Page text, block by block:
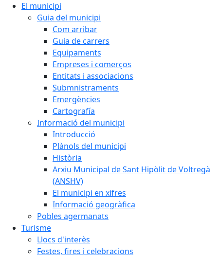
El municipi
Guia del municipi
Com arribar
Guia de carrers
Equipaments
Empreses i comerços
Entitats i associacions
Submnistraments
Emergències
Cartografía
Informació del municipi
Introducció
Plànols del municipi
Història
Arxiu Municipal de Sant Hipòlit de Voltregà
(ANSHV)
El municipi en xifres
Informació geogràfica
Pobles agermanats
Turisme
Llocs d'interès
Festes, fires i celebracions